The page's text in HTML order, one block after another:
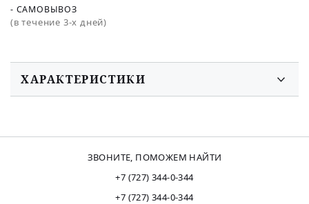
- САМОВЫВОЗ
(в течение 3-х дней)
ХАРАКТЕРИСТИКИ
ЗВОНИТЕ, ПОМОЖЕМ НАЙТИ
+7 (727) 344-0-344
+7 (727) 344-0-344